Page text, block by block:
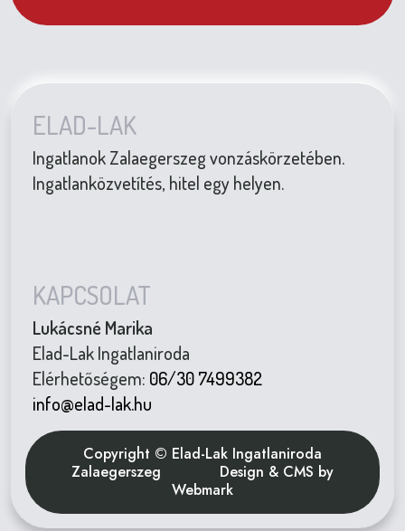
ELAD-LAK
Ingatlanok Zalaegerszeg vonzáskörzetében.
Ingatlanközvetítés, hitel egy helyen.
KAPCSOLAT
Lukácsné Marika
Elad-Lak Ingatlaniroda
Elérhetőségem: 06/30 7499382
info@elad-lak.hu
Copyright © Elad-Lak Ingatlaniroda
Zalaegerszeg Design & CMS by
Webmark